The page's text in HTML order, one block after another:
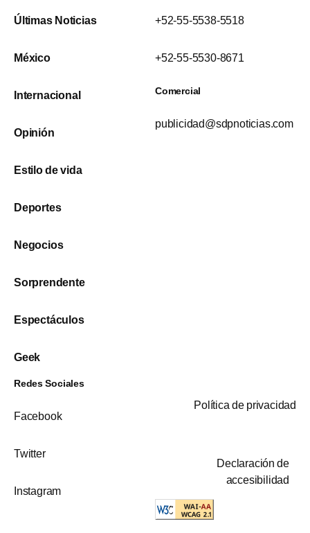
Últimas Noticias
México
Internacional
Opinión
Estilo de vida
Deportes
Negocios
Sorprendente
Espectáculos
Geek
+52-55-5538-5518
+52-55-5530-8671
Comercial
publicidad@sdpnoticias.com
Redes Sociales
Facebook
Twitter
Instagram
Política de privacidad
Declaración de
accesibilidad